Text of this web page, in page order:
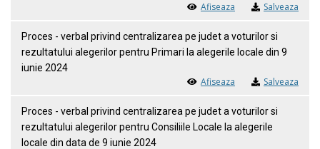
Afiseaza Salveaza
Proces - verbal privind centralizarea pe judet a voturilor si
rezultatului alegerilor pentru Primari la alegerile locale din 9
iunie 2024
Afiseaza Salveaza
Proces - verbal privind centralizarea pe judet a voturilor si
rezultatului alegerilor pentru Consiliile Locale la alegerile
locale din data de 9 iunie 2024